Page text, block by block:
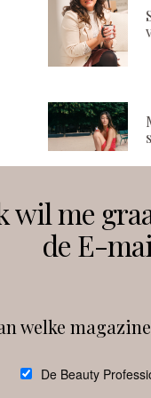
Volg ons
wil me
de E-
welke
De Beauty